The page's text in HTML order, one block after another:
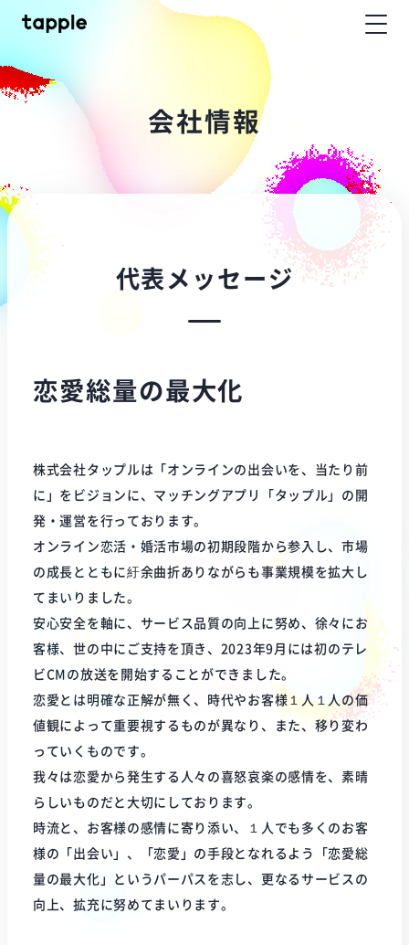
会社情報
代表 メ ッ セ ー ジ
恋愛総量の最大化
株式会社タップルは「オンラインの出会いを、当たり前
に」をビジョンに、マッチングアプリ「タップル」の開
発・運営を行っております。
オンライン恋活・婚活市場の初期段階から参入し、市場
の成長とともに紆余曲折ありながらも事業規模を拡大し
てまいりました。
安心安全を軸に、サービス品質の向上に努め、徐々にお
客様、世の中にご支持を頂き、2023年9月には初のテレ
ビCMの放送を開始することができました。
恋愛とは明確な正解が無く、時代やお客様１人１人の価
値観によって重要視するものが異なり、また、移り変わ
っていくものです。
我々は恋愛から発生する人々の喜怒哀楽の感情を、素晴
らしいものだと大切にしております。
時流と、お客様の感情に寄り添い、１人でも多くのお客
様の「出会い」、「恋愛」の手段となれるよう「恋愛総
量の最大化」というパーパスを志し、更なるサービスの
向上、拡充に努めてまいります。